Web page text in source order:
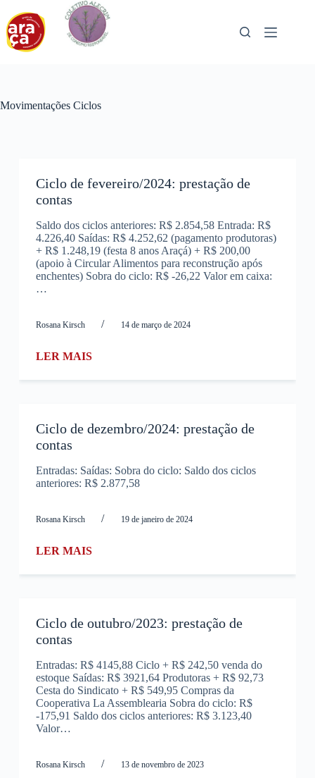
para
conteúdo
Movimentações Ciclos
Ciclo de fevereiro/2024: prestação de
contas
Saldo dos ciclos anteriores: R$ 2.854,58 Entrada: R$
4.226,40 Saídas: R$ 4.252,62 (pagamento produtoras)
+ R$ 1.248,19 (festa 8 anos Araçá) + R$ 200,00
(apoio à Circular Alimentos para reconstrução após
enchentes) Sobra do ciclo: R$ -26,22 Valor em caixa:
…
Rosana Kirsch / 14 de março de 2024
LER MAIS
Ciclo de dezembro/2024: prestação de
contas
Entradas: Saídas: Sobra do ciclo: Saldo dos ciclos
anteriores: R$ 2.877,58
Rosana Kirsch / 19 de janeiro de 2024
LER MAIS
Ciclo de outubro/2023: prestação de
contas
Entradas: R$ 4145,88 Ciclo + R$ 242,50 venda do
estoque Saídas: R$ 3921,64 Produtoras + R$ 92,73
Cesta do Sindicato + R$ 549,95 Compras da
Cooperativa La Assemblearia Sobra do ciclo: R$
-175,91 Saldo dos ciclos anteriores: R$ 3.123,40
Valor…
Rosana Kirsch / 13 de novembro de 2023